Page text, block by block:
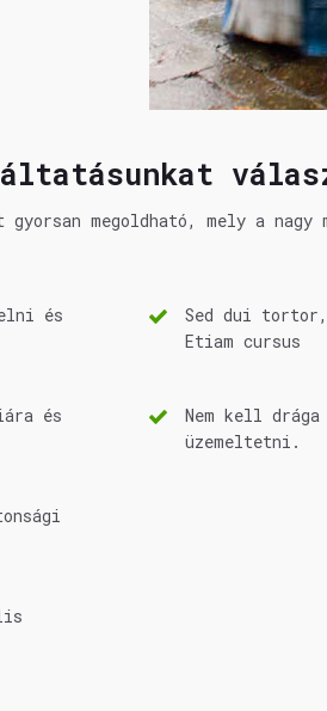
megoldható, mely a nagy
és
és
Sed dui
Etiam cursus
Nem kell
üzemeltetni.